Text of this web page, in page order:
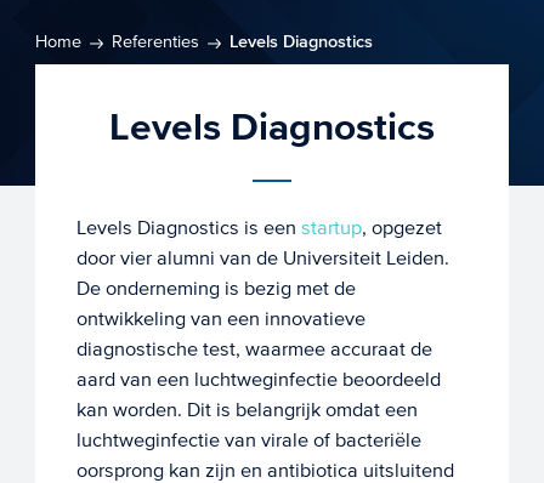
Home Referenties Levels Diagnostics
Levels Diagnostics
Levels Diagnostics is een startup, opgezet
door vier alumni van de Universiteit Leiden.
De onderneming is bezig met de
ontwikkeling van een innovatieve
diagnostische test, waarmee accuraat de
aard van een luchtweginfectie beoordeeld
kan worden. Dit is belangrijk omdat een
luchtweginfectie van virale of bacteriële
oorsprong kan zijn en antibiotica uitsluitend